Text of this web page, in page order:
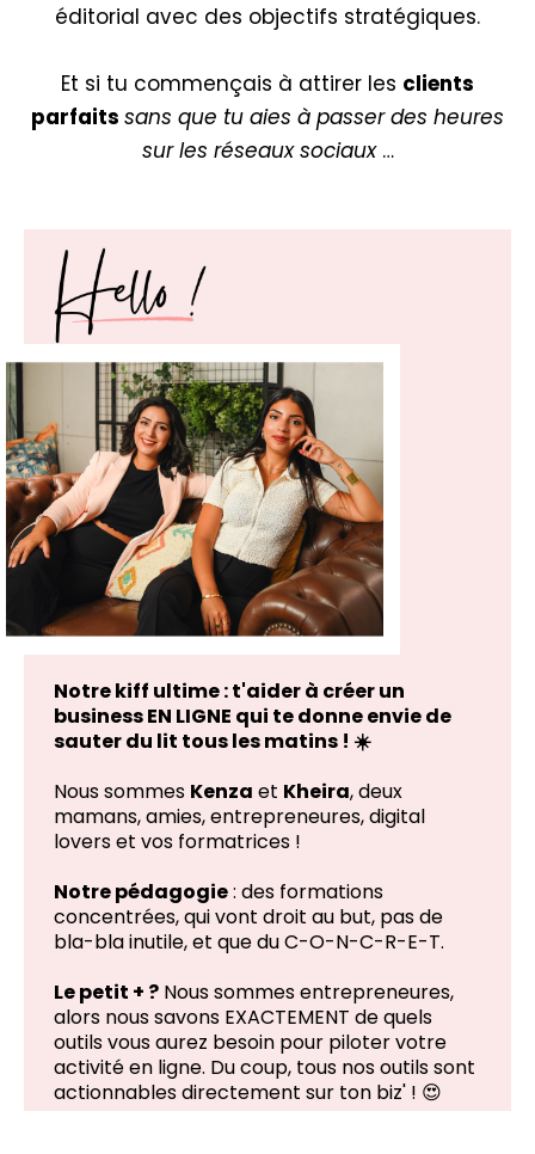
éditorial avec des objectifs stratégiques.
Et si tu commençais à attirer les clients
parfaits sans que tu aies à passer des heures
sur les réseaux sociaux …
Notre kiff ultime : t'aider à créer un
business EN LIGNE qui te donne envie de
sauter du lit tous les matins ! ☀️
Nous sommes Kenza et Kheira, deux
mamans, amies, entrepreneures, digital
lovers et vos formatrices !
Notre pédagogie: des formations
concentrées, qui vont droit au but, pas de
bla-bla inutile, et que du C-O-N-C-R-E-T.
Le petit + ? Nous sommes entrepreneures,
alors nous savons EXACTEMENT de quels
outils vous aurez besoin pour piloter votre
activité en ligne. Du coup, tous nos outils sont
actionnables directement sur ton biz' ! 😍